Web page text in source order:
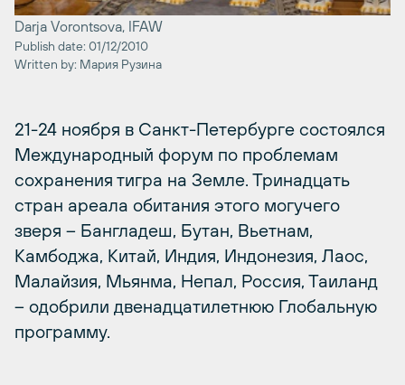
Darja Vorontsova, IFAW
Publish date: 01/12/2010
Written by: Мария Рузина
21-24 ноября в Санкт-Петербурге состоялся
Международный форум по проблемам
сохранения тигра на Земле. Тринадцать
стран ареала обитания этого могучего
зверя – Бангладеш, Бутан, Вьетнам,
Камбоджа, Китай, Индия, Индонезия, Лаос,
Малайзия, Мьянма, Непал, Россия, Таиланд
– одобрили двенадцатилетнюю Глобальную
программу.